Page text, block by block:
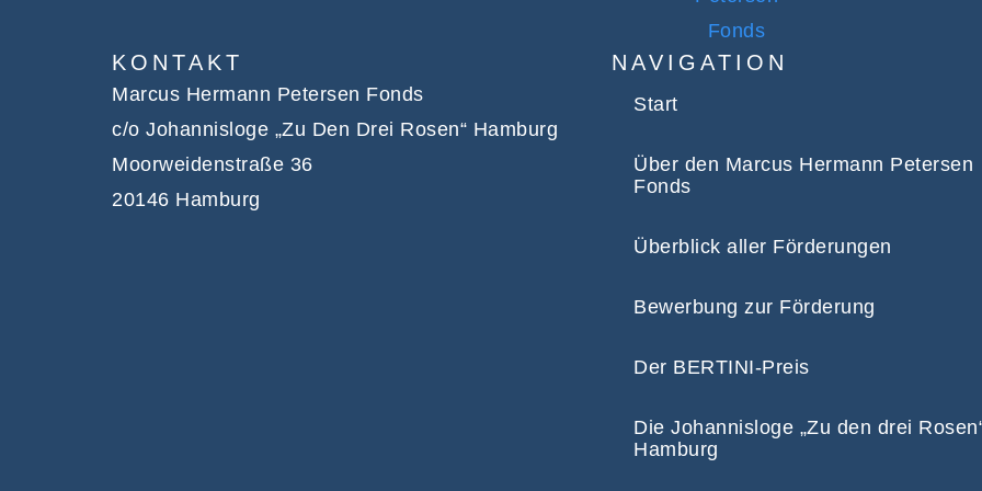
KONTAKT
Marcus Hermann Petersen Fonds
c/o Johannisloge „Zu Den Drei Rosen“ Hamburg
Moorweidenstraße 36
20146 Hamburg
NAVIGATION
Start
Über den Marcus Hermann Petersen
Fonds
Überblick aller Förderungen
Bewerbung zur Förderung
Der BERTINI-Preis
Die Johannisloge „Zu den drei
Hamburg